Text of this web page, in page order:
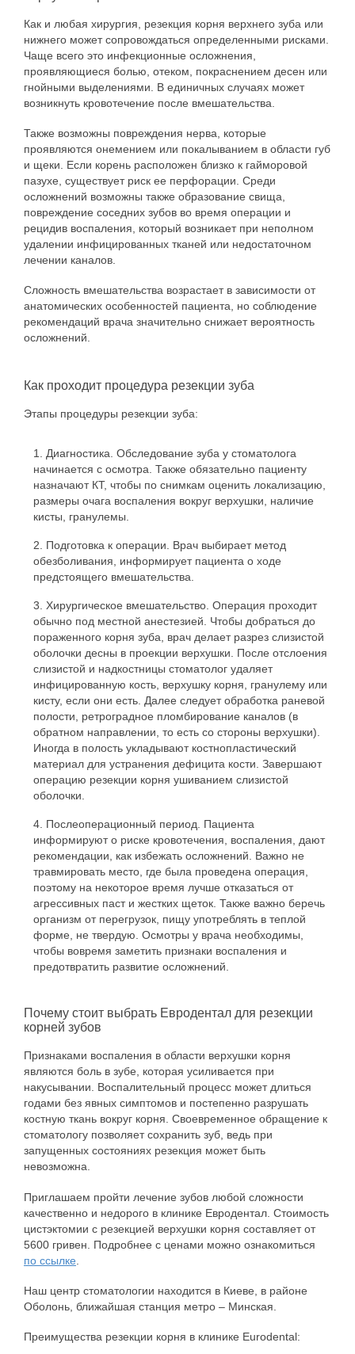
Как и любая хирургия, резекция корня верхнего зуба или
нижнего может сопровождаться определенными рисками.
Чаще всего это инфекционные осложнения,
проявляющиеся болью, отеком, покраснением десен или
гнойными выделениями. В единичных случаях может
возникнуть кровотечение после вмешательства.
Также возможны повреждения нерва, которые
проявляются онемением или покалыванием в области губ
и щеки. Если корень расположен близко к гайморовой
пазухе, существует риск ее перфорации. Среди
осложнений возможны также образование свища,
повреждение соседних зубов во время операции и
рецидив воспаления, который возникает при неполном
удалении инфицированных тканей или недостаточном
лечении каналов.
Сложность вмешательства возрастает в зависимости от
анатомических особенностей пациента, но соблюдение
рекомендаций врача значительно снижает вероятность
осложнений.
Как проходит процедура резекции зуба
Этапы процедуры резекции зуба:
Диагностика. Обследование зуба у стоматолога
начинается с осмотра. Также обязательно пациенту
назначают КТ, чтобы по снимкам оценить локализацию,
размеры очага воспаления вокруг верхушки, наличие
кисты, гранулемы.
Подготовка к операции. Врач выбирает метод
обезболивания, информирует пациента о ходе
предстоящего вмешательства.
Хирургическое вмешательство. Операция проходит
обычно под местной анестезией. Чтобы добраться до
пораженного корня зуба, врач делает разрез слизистой
оболочки десны в проекции верхушки. После отслоения
слизистой и надкостницы стоматолог удаляет
инфицированную кость, верхушку корня, гранулему или
кисту, если они есть. Далее следует обработка раневой
полости, ретроградное пломбирование каналов (в
обратном направлении, то есть со стороны верхушки).
Иногда в полость укладывают костнопластический
материал для устранения дефицита кости. Завершают
операцию резекции корня ушиванием слизистой
оболочки.
Послеоперационный период. Пациента
информируют о риске кровотечения, воспаления, дают
рекомендации, как избежать осложнений. Важно не
травмировать место, где была проведена операция,
поэтому на некоторое время лучше отказаться от
агрессивных паст и жестких щеток. Также важно беречь
организм от перегрузок, пищу употреблять в теплой
форме, не твердую. Осмотры у врача необходимы,
чтобы вовремя заметить признаки воспаления и
предотвратить развитие осложнений.
Почему стоит выбрать Евродентал для резекции
корней зубов
Признаками воспаления в области верхушки корня
являются боль в зубе, которая усиливается при
накусывании. Воспалительный процесс может длиться
годами без явных симптомов и постепенно разрушать
костную ткань вокруг корня. Своевременное обращение к
стоматологу позволяет сохранить зуб, ведь при
запущенных состояниях резекция может быть
невозможна.
Приглашаем пройти лечение зубов любой сложности
качественно и недорого в клинике Евродентал. Стоимость
цистэктомии с резекцией верхушки корня составляет от
5600 гривен. Подробнее с ценами можно ознакомиться
по ссылке
Наш центр стоматологии находится в Киеве, в районе
Оболонь, ближайшая станция метро – Минская.
Преимущества резекции корня в клинике Eurodental: